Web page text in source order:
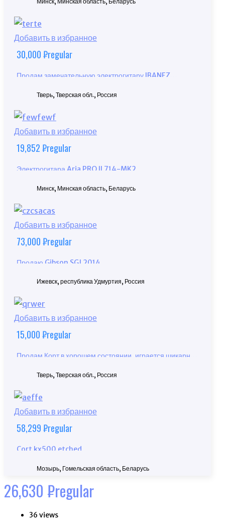
Добавить в избранное
30,000₽regular
Продам замечательную электрогитару IBANEZ
Тверь, Тверская обл., Россия
Добавить в избранное
19,852₽regular
Электрогитара Aria PRO II 714-MK2
Минск, Минская область, Беларусь
Добавить в избранное
73,000₽regular
Продаю Gibson SGJ 2014
Ижевск, республика Удмуртия, Россия
Добавить в избранное
15,000₽regular
Продам Корт в хорошем состоянии, играется шикарно,
Тверь, Тверская обл., Россия
Добавить в избранное
58,299₽regular
Cort kx500 etched
Мозырь, Гомельская область, Беларусь
26,630 ₽regular
36 views